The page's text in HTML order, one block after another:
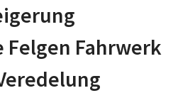
Felgen Fahrwerk